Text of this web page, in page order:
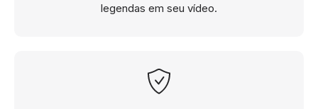
legendas em seu vídeo.